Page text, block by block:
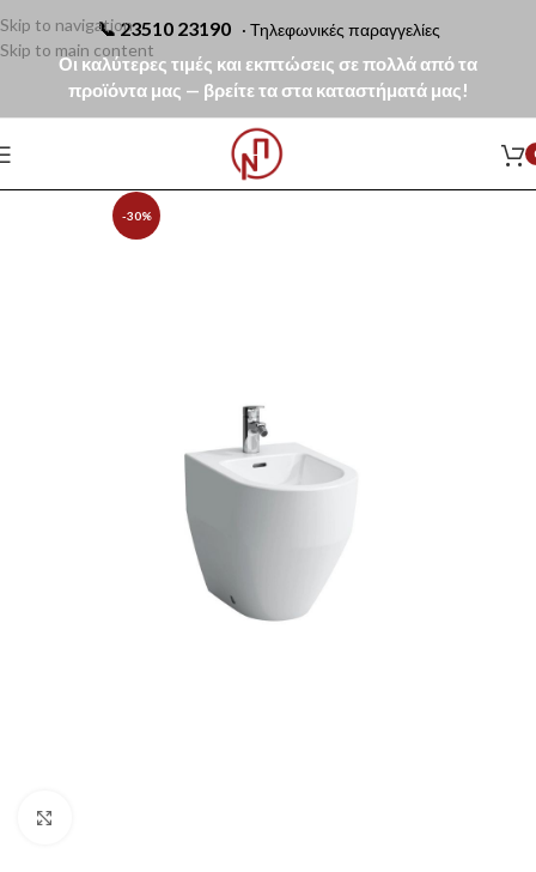
📞23510 23190 · Τηλεφωνικές παραγγελίες
Οι καλύτερες τιμές και εκπτώσεις σε πολλά από τα
προϊόντα μας — βρείτε τα στα καταστήματά μας!
Skip to navigation
Skip to main content
-30%